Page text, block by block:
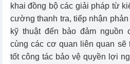
khai đồng bộ các giải pháp từ
cường thanh tra, tiếp nhận
kỹ thuật đến bảo đảm nguồn
cùng các cơ quan liên quan
tốt công tác bảo vệ quyền lợi